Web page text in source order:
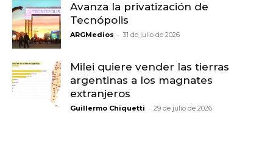
Avanza la privatización de
Tecnópolis
ARGMedios - 31 de julio de 2026
Milei quiere vender las tierras
argentinas a los magnates
extranjeros
Guillermo Chiquetti - 29 de julio de 2026